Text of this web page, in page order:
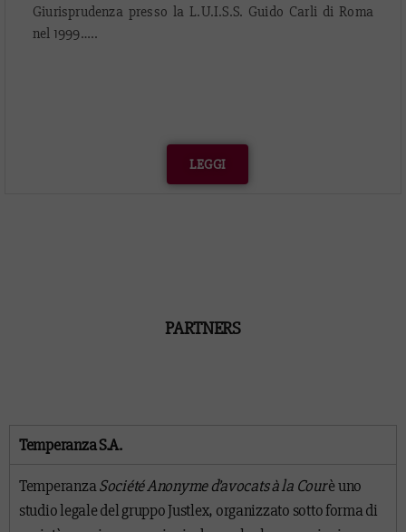
Giurisprudenza presso la L.U.I.S.S. Guido Carli di Roma
nel 1999…..
LEGGI
PARTNERS
Temperanza S.A.
TemperanzaSociété Anonyme d’avocats à la Courè uno
studio legale del gruppo Justlex, organizzato sotto forma di